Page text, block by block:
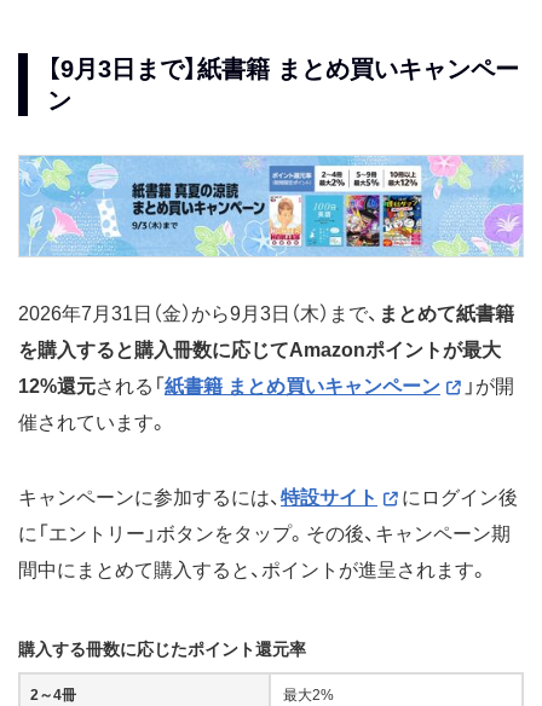
【9月3日まで】紙書籍 まとめ買いキャンペー
ン
2026年7月31日（金）から9月3日（木）まで、 まとめて紙書籍
を購入すると購入冊数に応じてAmazonポイントが最大
12%還元される「 紙書籍 まとめ買いキャンペーン
」が開
催されています。
キャンペーンに参加するには、 特設サイト
にログイン後
に「エントリー」ボタンをタップ。その後、キャンペーン期
間中にまとめて購入すると、ポイントが進呈されます。
購入する冊数に応じたポイント還元率
2～4冊 最大2%